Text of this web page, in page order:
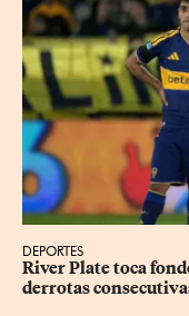
DEPORTES
River Plate toca
derrotas